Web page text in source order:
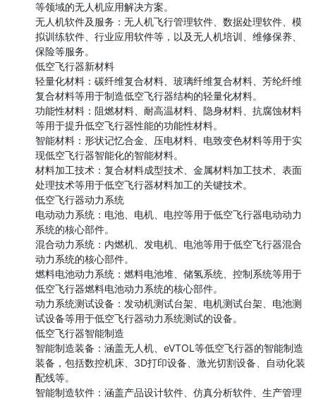
等领域的无人机应用解决方案。
无人机软件及服务：无人机飞行管理软件、数据处理软件、模
拟训练软件、行业应用软件等，以及无人机培训、维修保养、
保险等服务。
低空飞行器新材料
轻量化材料：碳纤维复合材料、玻璃纤维复合材料、芳纶纤维
复合材料等用于制造低空飞行器结构的轻量化材料。
功能性材料：阻燃材料、耐高温材料、隐身材料、抗腐蚀材料
等用于提升低空飞行器性能的功能性材料。
智能材料：形状记忆合金、压电材料、电致变色材料等用于实
现低空飞行器智能化的智能材料。
材料加工技术：复合材料成型技术、金属材料加工技术、表面
处理技术等用于低空飞行器材料加工的关键技术。
低空飞行器动力系统
电动动力系统：电池、电机、电控等用于低空飞行器电动动力
系统的核心部件。
混合动力系统：内燃机、发电机、电池等用于低空飞行器混合
动力系统的核心部件。
燃料电池动力系统：燃料电池堆、储氢系统、控制系统等用于
低空飞行器燃料电池动力系统的核心部件。
动力系统测试设备：发动机测试台架、电机测试台架、电池测
试设备等用于低空飞行器动力系统测试的设备。
低空飞行器智能制造
智能制造装备：涵盖无人机、eVTOL等低空飞行器的智能制造
装备，包括数控机床、3D打印设备、激光切割设备、自动化装
配线等。
智能制造软件：涵盖产品设计软件、仿真分析软件、生产管理